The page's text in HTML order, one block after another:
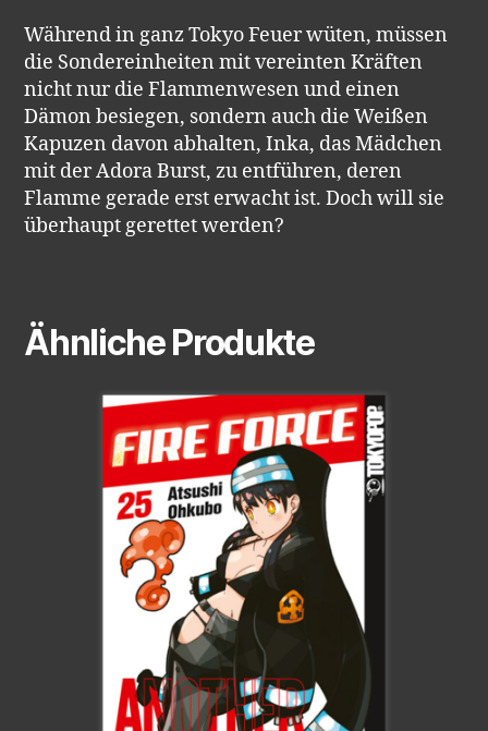
Während in ganz Tokyo Feuer wüten, müssen
die Sondereinheiten mit vereinten Kräften
nicht nur die Flammenwesen und einen
Dämon besiegen, sondern auch die Weißen
Kapuzen davon abhalten, Inka, das Mädchen
mit der Adora Burst, zu entführen, deren
Flamme gerade erst erwacht ist. Doch will sie
überhaupt gerettet werden?
Ähnliche Produkte